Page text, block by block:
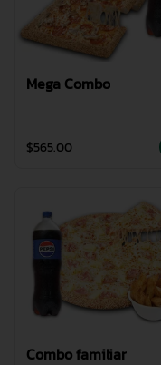
Mega Combo
$565.00
Combo familiar